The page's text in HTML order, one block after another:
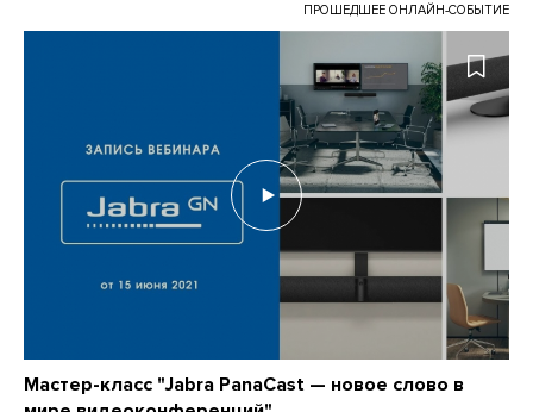
ПРОШЕДШЕЕ ОНЛАЙН-СОБЫТИЕ
Мастер-класс "Jabra PanaCast — новое слово в